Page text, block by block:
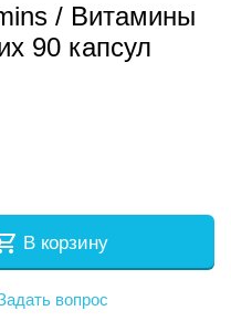
/ Витамины
90 капсул
В корзину
вопрос